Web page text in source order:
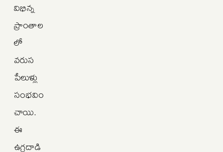
విభిన్న
ప్రాంతాల
లో
వరుస
పేలుళ్లు
సంభవిం
చాయి.
ఈ
ఉగ్రదాడి